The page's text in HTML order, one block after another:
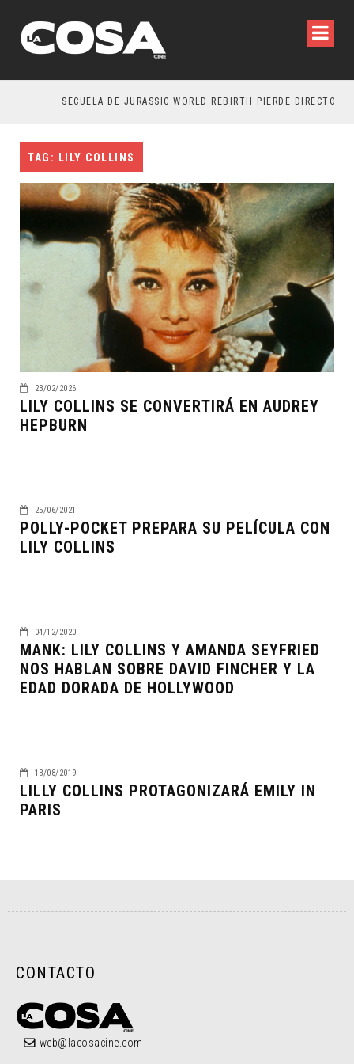
SECUELA DE JURASSIC WORLD REBIRTH PIERDE DIRECTOR
TAG: LILY COLLINS
23/02/2026
LILY COLLINS SE CONVERTIRÁ EN AUDREY
HEPBURN
25/06/2021
POLLY-POCKET PREPARA SU PELÍCULA CON
LILY COLLINS
04/12/2020
MANK: LILY COLLINS Y AMANDA SEYFRIED
NOS HABLAN SOBRE DAVID FINCHER Y LA
EDAD DORADA DE HOLLYWOOD
13/08/2019
LILLY COLLINS PROTAGONIZARÁ EMILY IN
PARIS
CONTACTO
web@lacosacine.com